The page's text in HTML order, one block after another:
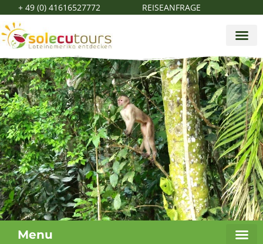
+ 49 (0) 41616527772 REISEANFRAGE
Menu